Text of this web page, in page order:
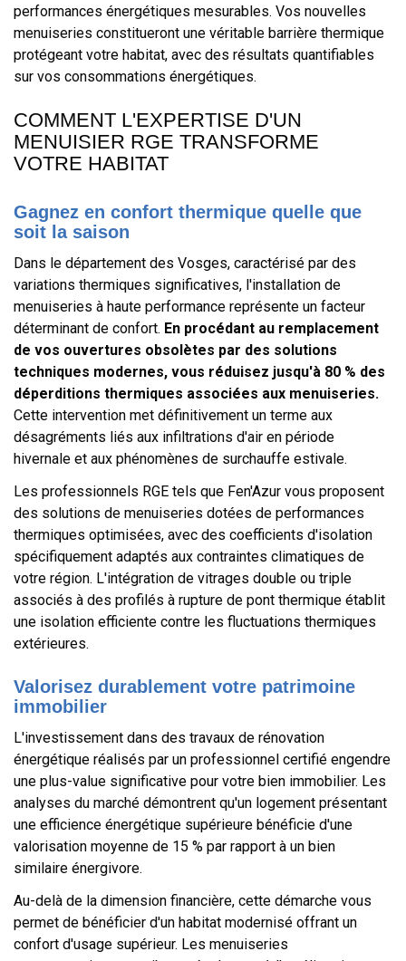
performances énergétiques mesurables. Vos nouvelles
menuiseries constitueront une véritable barrière thermique
protégeant votre habitat, avec des résultats quantifiables
sur vos consommations énergétiques.
COMMENT L'EXPERTISE D'UN
MENUISIER RGE TRANSFORME
VOTRE HABITAT
Gagnez en confort thermique quelle que
soit la saison
Dans le département des Vosges, caractérisé par des
variations thermiques significatives, l'installation de
menuiseries à haute performance représente un facteur
déterminant de confort. En procédant au remplacement
de vos ouvertures obsolètes par des solutions
techniques modernes, vous réduisez jusqu'à 80 % des
déperditions thermiques associées aux menuiseries.
Cette intervention met définitivement un terme aux
désagréments liés aux infiltrations d'air en période
hivernale et aux phénomènes de surchauffe estivale.
Les professionnels RGE tels que Fen'Azur vous proposent
des solutions de menuiseries dotées de performances
thermiques optimisées, avec des coefficients d'isolation
spécifiquement adaptés aux contraintes climatiques de
votre région. L'intégration de vitrages double ou triple
associés à des profilés à rupture de pont thermique établit
une isolation efficiente contre les fluctuations thermiques
extérieures.
Valorisez durablement votre patrimoine
immobilier
L'investissement dans des travaux de rénovation
énergétique réalisés par un professionnel certifié engendre
une plus-value significative pour votre bien immobilier. Les
analyses du marché démontrent qu'un logement présentant
une efficience énergétique supérieure bénéficie d'une
valorisation moyenne de 15 % par rapport à un bien
similaire énergivore.
Au-delà de la dimension financière, cette démarche vous
permet de bénéficier d'un habitat modernisé offrant un
confort d'usage supérieur. Les menuiseries